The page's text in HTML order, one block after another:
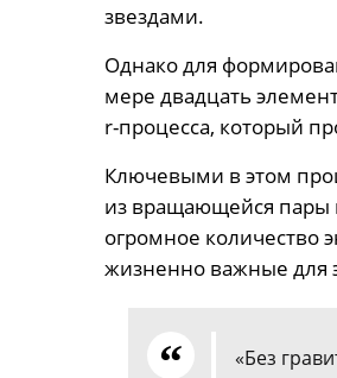
звездами.
Однако для
мере двадцать
r-процесса, который
Ключевыми в этом
из вращающейся пары
огромное количество
жизненно важные для
«Без